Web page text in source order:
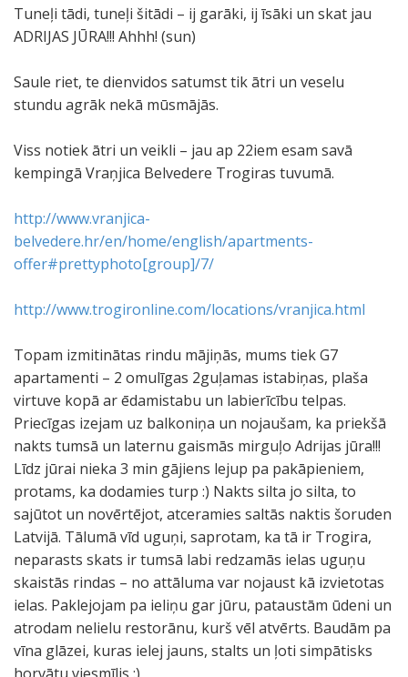
Tuneļi tādi, tuneļi šitādi – ij garāki, ij īsāki un skat jau
ADRIJAS JŪRA!!! Ahhh! (sun)
Saule riet, te dienvidos satumst tik ātri un veselu
stundu agrāk nekā mūsmājās.
Viss notiek ātri un veikli – jau ap 22iem esam savā
kempingā Vraņjica Belvedere Trogiras tuvumā.
http://www.vranjica-
belvedere.hr/en/home/english/apartments-
offer#prettyphoto[group]/7/
http://www.trogironline.com/locations/vranjica.html
Topam izmitinātas rindu mājiņās, mums tiek G7
apartamenti – 2 omulīgas 2guļamas istabiņas, plaša
virtuve kopā ar ēdamistabu un labierīcību telpas.
Priecīgas izejam uz balkoniņa un nojaušam, ka priekšā
nakts tumsā un laternu gaismās mirguļo Adrijas jūra!!!
Līdz jūrai nieka 3 min gājiens lejup pa pakāpieniem,
protams, ka dodamies turp :) Nakts silta jo silta, to
sajūtot un novērtējot, atceramies saltās naktis šoruden
Latvijā. Tālumā vīd uguņi, saprotam, ka tā ir Trogira,
neparasts skats ir tumsā labi redzamās ielas uguņu
skaistās rindas – no attāluma var nojaust kā izvietotas
ielas. Paklejojam pa ieliņu gar jūru, pataustām ūdeni un
atrodam nelielu restorānu, kurš vēl atvērts. Baudām pa
vīna glāzei, kuras ielej jauns, stalts un ļoti simpātisks